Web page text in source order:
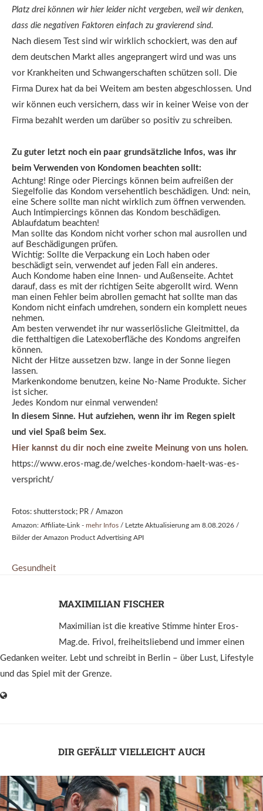
Platz drei können wir hier leider nicht vergeben, weil wir denken,
dass die negativen Faktoren einfach zu gravierend sind.
Nach diesem Test sind wir wirklich schockiert, was den auf
dem deutschen Markt alles angeprangert wird und was uns
vor Krankheiten und Schwangerschaften schützen soll. Die
Firma Durex hat da bei Weitem am besten abgeschlossen. Und
wir können euch versichern, dass wir in keiner Weise von der
Firma bezahlt werden um darüber so positiv zu schreiben.
Zu guter letzt noch ein paar grundsätzliche Infos, was ihr
beim Verwenden von Kondomen beachten sollt:
Achtung! Ringe oder Piercings können beim aufreißen der
Siegelfolie das Kondom versehentlich beschädigen. Und: nein,
eine Schere sollte man nicht wirklich zum öffnen verwenden.
Auch Intimpiercings können das Kondom beschädigen.
Ablaufdatum beachten!
Man sollte das Kondom nicht vorher schon mal ausrollen und
auf Beschädigungen prüfen.
Wichtig: Sollte die Verpackung ein Loch haben oder
beschädigt sein, verwendet auf jeden Fall ein anderes.
Auch Kondome haben eine Innen- und Außenseite. Achtet
darauf, dass es mit der richtigen Seite abgerollt wird. Wenn
man einen Fehler beim abrollen gemacht hat sollte man das
Kondom nicht einfach umdrehen, sondern ein komplett neues
nehmen.
Am besten verwendet ihr nur wasserlösliche Gleitmittel, da
die fetthaltigen die Latexoberfläche des Kondoms angreifen
können.
Nicht der Hitze aussetzen bzw. lange in der Sonne liegen
lassen.
Markenkondome benutzen, keine No-Name Produkte. Sicher
ist sicher.
Jedes Kondom nur einmal verwenden!
In diesem Sinne. Hut aufziehen, wenn ihr im Regen spielt
und viel Spaß beim Sex.
Hier kannst du dir noch eine zweite Meinung von uns holen.
https://www.eros-mag.de/welches-kondom-haelt-was-es-
verspricht/
Fotos: shutterstock; PR / Amazon
Amazon: Affiliate-Link - mehr Infos / Letzte Aktualisierung am 8.08.2026 /
Bilder der Amazon Product Advertising API
Gesundheit
MAXIMILIAN FISCHER
Maximilian ist die kreative Stimme hinter Eros-
Mag.de. Frivol, freiheitsliebend und immer einen
Gedanken weiter. Lebt und schreibt in Berlin – über Lust, Lifestyle
und das Spiel mit der Grenze.
DIR GEFÄLLT VIELLEICHT AUCH